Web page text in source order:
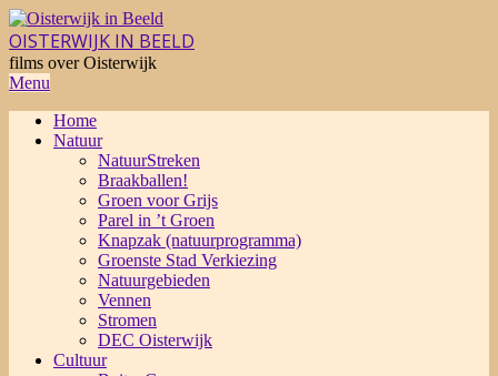
Skip
to
content
OISTERWIJK IN BEELD
films over Oisterwijk
Primary
Menu
Menu
Home
Natuur
NatuurStreken
Braakballen!
Groen voor Grijs
Parel in ’t Groen
Knapzak (natuurprogramma)
Groenste Stad Verkiezing
Natuurgebieden
Vennen
Stromen
DEC Oisterwijk
Cultuur